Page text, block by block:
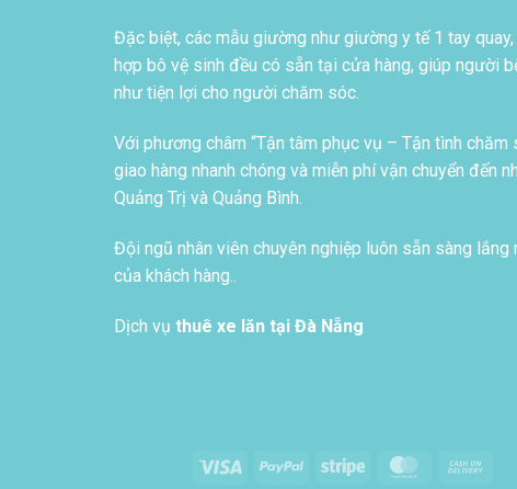
Đặc biệt, các mẫu giường như giường y tế 1 tay
hợp bô vệ sinh đều có sẵn tại cửa hàng, giúp người
như tiện lợi cho người chăm sóc.
Với phương châm “Tận tâm phục vụ – Tận tình
giao hàng nhanh chóng và miễn phí vận chuyển đến
Quảng Trị và Quảng Bình.
Đội ngũ nhân viên chuyên nghiệp luôn sẵn sàng
của khách hàng..
Dịch vụ thuê xe lăn tại Đà Nẵng
Visa PayPal Stripe MasterCard